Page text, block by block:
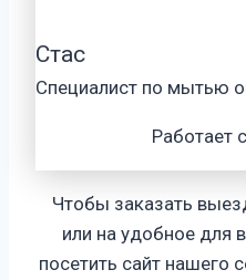
Стас
Специалист по мытью
Работает
Чтобы заказать
или на удобное для
посетить сайт нашего